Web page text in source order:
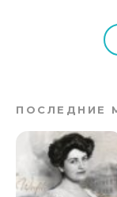
ПОСЛЕДНИЕ